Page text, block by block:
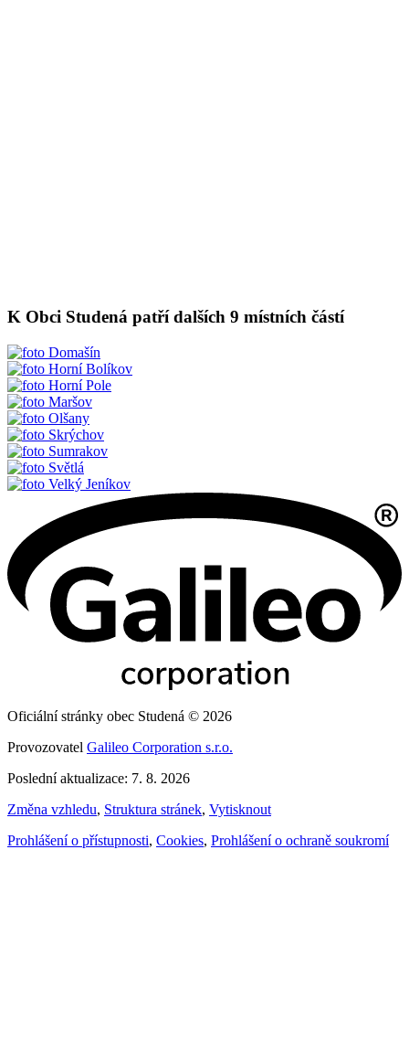
K Obci Studená patří dalších 9 místních částí
Domašín
Horní Bolíkov
Horní Pole
Maršov
Olšany
Skrýchov
Sumrakov
Světlá
Velký Jeníkov
Oficiální stránky obec Studená © 2026
Provozovatel Galileo Corporation s.r.o.
Poslední aktualizace: 7. 8. 2026
Změna vzhledu, Struktura stránek, Vytisknout
Prohlášení o přístupnosti, Cookies, Prohlášení o ochraně soukromí